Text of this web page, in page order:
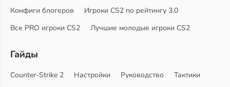
Конфиги блогеров
Игроки CS2 по рейтингу 3.0
Все PRO игроки CS2
Лучшие молодые игроки CS2
Гайды
Counter-Strike 2 Настройки Руководство
Тактики